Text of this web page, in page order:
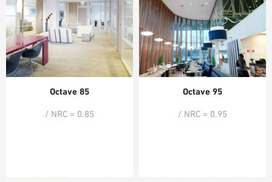
Octave 85
/ NRC = 0.85
Octave 95
/ NRC = 0.95